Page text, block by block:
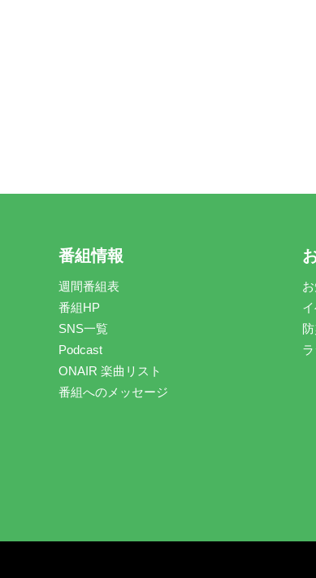
番組情報
週間番組表
番組HP
SNS一覧
Podcast
ONAIR 楽曲リスト
番組へのメッセージ